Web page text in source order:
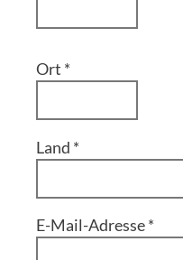
Ort *
Land *
E-Mail-Adresse*